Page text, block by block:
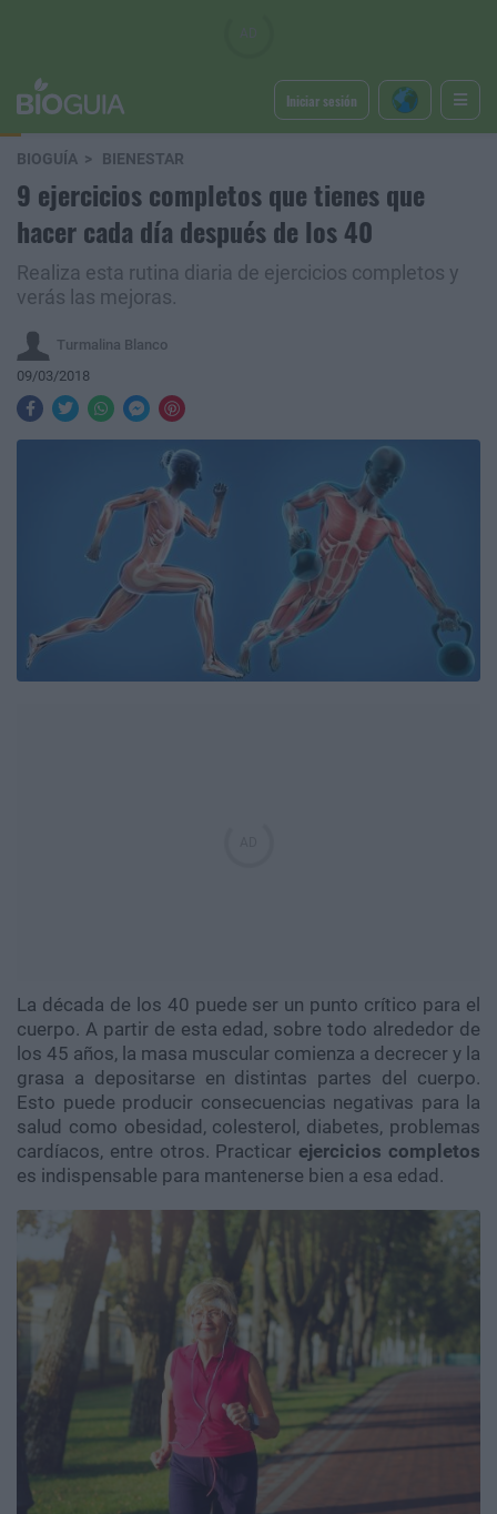
Iniciar sesión
BIOGUÍA BIENESTAR
9 ejercicios completos que tienes que
hacer cada día después de los 40
Realiza esta rutina diaria de ejercicios completos y
verás las mejoras.
Turmalina Blanco
09/03/2018
La década de los 40 puede ser un punto crítico para el
cuerpo. A partir de esta edad, sobre todo alrededor de
los 45 años, la masa muscular comienza a decrecer y la
grasa a depositarse en distintas partes del cuerpo.
Esto puede producir consecuencias negativas para la
salud como obesidad, colesterol, diabetes, problemas
cardíacos, entre otros. Practicar ejercicios completos
es indispensable para mantenerse bien a esa edad.